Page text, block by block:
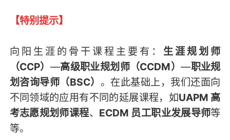
【特别提示】
向阳生涯的骨干课程主要有： 生涯规划师
（CCP） —高级职业规划师（CCDM）—职业规
划咨询导师（BSC） 。在此基础上，我们还面向
不同领域的应用有不同的延展课程，如UAPM 高
考志愿规划师课程、 ECDM 员工职业发展导师等
等。